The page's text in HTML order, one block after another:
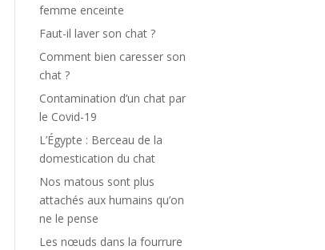
femme enceinte
Faut-il laver son chat ?
Comment bien caresser son
chat ?
Contamination d’un chat par
le Covid-19
L’Égypte : Berceau de la
domestication du chat
Nos matous sont plus
attachés aux humains qu’on
ne le pense
Les nœuds dans la fourrure